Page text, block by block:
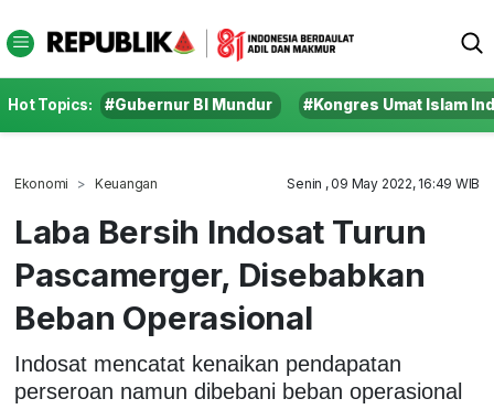
Hot Topics: #Gubernur BI Mundur #Kongres Umat Islam
Ekonomi Keuangan Senin , 09 May 2022, 16:49 WIB
Laba Bersih Indosat Turun
Pascamerger, Disebabkan
Beban Operasional
Indosat mencatat kenaikan pendapatan
perseroan namun dibebani beban operasional